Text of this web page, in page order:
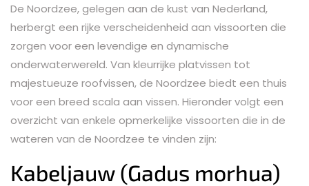
De Noordzee, gelegen aan de kust van Nederland,
herbergt een rijke verscheidenheid aan vissoorten die
zorgen voor een levendige en dynamische
onderwaterwereld. Van kleurrijke platvissen tot
majestueuze roofvissen, de Noordzee biedt een thuis
voor een breed scala aan vissen. Hieronder volgt een
overzicht van enkele opmerkelijke vissoorten die in de
wateren van de Noordzee te vinden zijn:
Kabeljauw (Gadus morhua)